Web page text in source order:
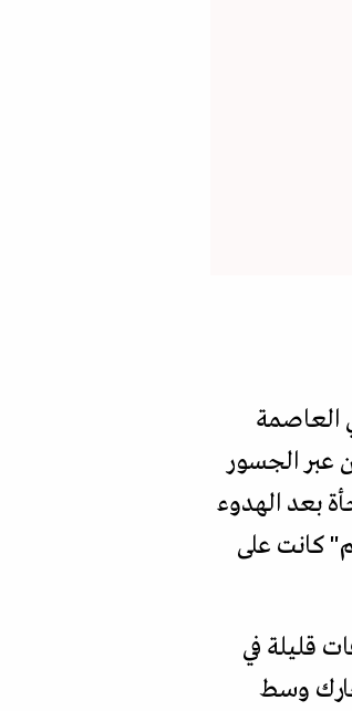
في العاصمة
عبر الجسور
بعد الهدوء
كانت على
قليلة في
وسط